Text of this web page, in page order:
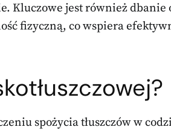
Kluczowe jest również dbanie
fizyczną, co wspiera
spożycia tłuszczów w